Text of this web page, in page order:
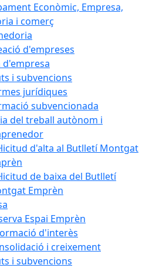
Econòmic, Empresa,
i comerç
d'empreses
d'empresa
i subvencions
jurídiques
subvencionada
del treball autònom i
d'alta al Butlletí Montgat
de baixa del Butlletí
Emprèn
Espai Emprèn
d'interès
i creixement
i subvencions